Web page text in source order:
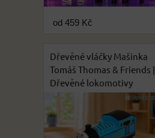
od 459 Kč
Dřevěné vláčky Mašinka
Tomáš Thomas & Friends |
Dřevěné lokomotivy